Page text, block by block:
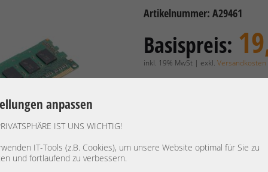
anpassen
IST UNS WICHTIG!
IT-Tools (z.B. Cookies), um unsere Website optimal für Sie zu
und fortlaufend zu verbessern.
Artikelnummer: A29461
Basispreis:
inkl. 19% MwSt | exkl.Versandkosten
Lieferzeit:
Hersteller / OEM: Samsung
CN